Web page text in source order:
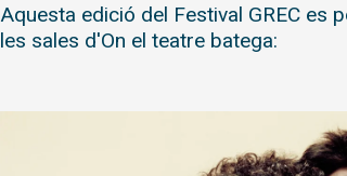
Aquesta edició del Festival GREC es
les sales d'On el teatre batega: